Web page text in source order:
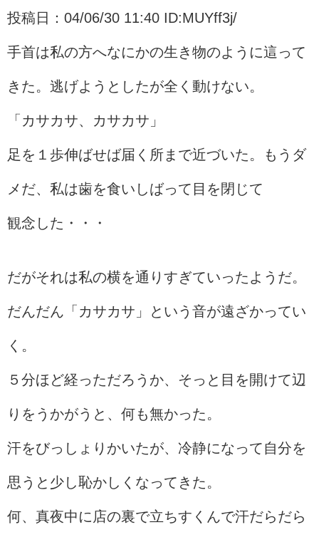
投稿日：04/06/30 11:40 ID:MUYff3j/
手首は私の方へなにかの生き物のように這って
きた。逃げようとしたが全く動けない。
「カサカサ、カサカサ」
足を１歩伸ばせば届く所まで近づいた。もうダ
メだ、私は歯を食いしばって目を閉じて
観念した・・・
だがそれは私の横を通りすぎていったようだ。
だんだん「カサカサ」という音が遠ざかってい
く。
５分ほど経っただろうか、そっと目を開けて辺
りをうかがうと、何も無かった。
汗をびっしょりかいたが、冷静になって自分を
思うと少し恥かしくなってきた。
何、真夜中に店の裏で立ちすくんで汗だらだら